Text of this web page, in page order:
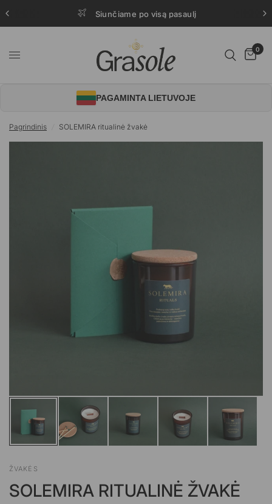
Siunčiame po visą pasaulį
0
PAGAMINTA LIETUVOJE
Pagrindinis SOLEMIRA ritualinė žvakė
ŽVAKĖS
SOLEMIRA RITUALINĖ ŽVAKĖ